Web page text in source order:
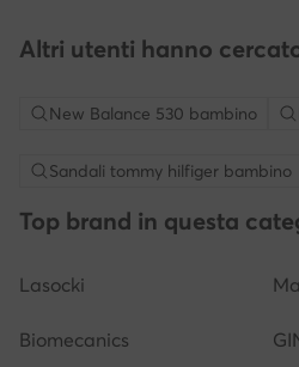
Altri utenti hanno
New Balance 530 bambino
Sandali tommy hilfiger bambino
Top brand in questa
Lasocki
Biomecanics